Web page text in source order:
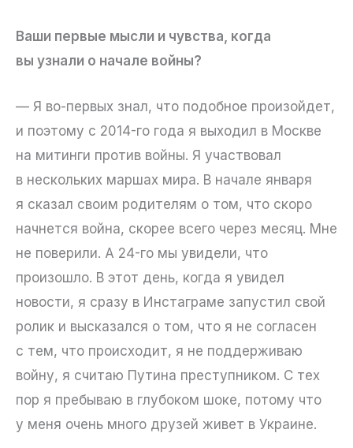
Ваши первые мысли и чувства, когда
вы узнали о начале войны?
— Я во-первых знал, что подобное произойдет,
и поэтому с 2014-го года я выходил в Москве
на митинги против войны. Я участвовал
в нескольких маршах мира. В начале января
я сказал своим родителям о том, что скоро
начнется война, скорее всего через месяц. Мне
не поверили. А 24-го мы увидели, что
произошло. В этот день, когда я увидел
новости, я сразу в Инстаграме запустил свой
ролик и высказался о том, что я не согласен
с тем, что происходит, я не поддерживаю
войну, я считаю Путина преступником. С тех
пор я пребываю в глубоком шоке, потому что
у меня очень много друзей живет в Украине.